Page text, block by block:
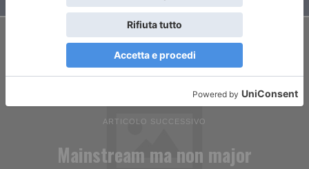
ARTICOLO SUCCESSIVO
Mainstream ma non major